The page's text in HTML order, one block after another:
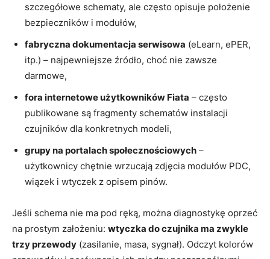
szczegółowe schematy, ale często opisuje położenie
bezpieczników i modułów,
fabryczna dokumentacja serwisowa (eLearn, ePER,
itp.) – najpewniejsze źródło, choć nie zawsze
darmowe,
fora internetowe użytkowników Fiata – często
publikowane są fragmenty schematów instalacji
czujników dla konkretnych modeli,
grupy na portalach społecznościowych –
użytkownicy chętnie wrzucają zdjęcia modułów PDC,
wiązek i wtyczek z opisem pinów.
Jeśli schema nie ma pod ręką, można diagnostykę oprzeć
na prostym założeniu: wtyczka do czujnika ma zwykle
trzy przewody (zasilanie, masa, sygnał). Odczyt kolorów